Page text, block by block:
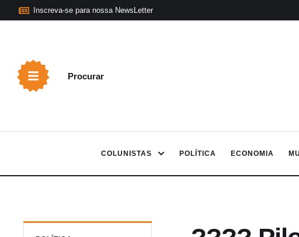
Inscreva-se para nossa NewsLetter
Procurar
COLUNISTAS POLÍTICA ECONOMIA